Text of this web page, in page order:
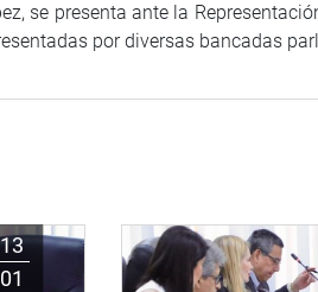
se presenta ante la
por diversas bancadas
13
01